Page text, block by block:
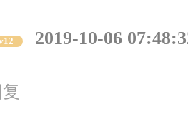
2019-10-06